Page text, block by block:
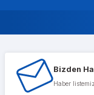
Murat Gencer
Musterileri ile cokBizden
Haber